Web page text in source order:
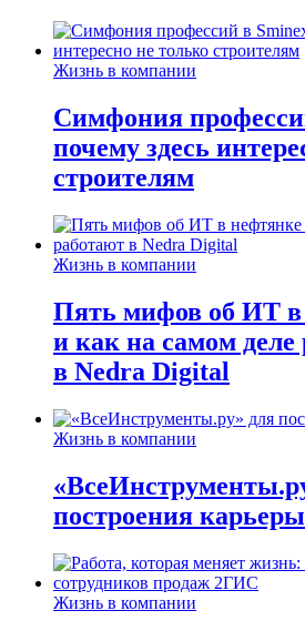
Жизнь в компании
Симфония
почему здесь
строителям
Жизнь в компании
Пять мифов об ИТ
и как на самом деле
в Nedra Digital
Жизнь в компании
построения карьеры
Жизнь в компании